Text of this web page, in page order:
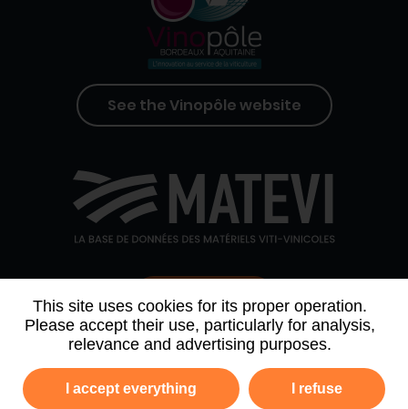
This site uses cookies for its proper operation.
Please accept their use, particularly for analysis,
relevance and advertising purposes.
I accept everything I refuse
See the Vinopôle website
Contact us
WHO WE ARE AGENDA
PARTNERS
NEWSLETTER ARCHIVE